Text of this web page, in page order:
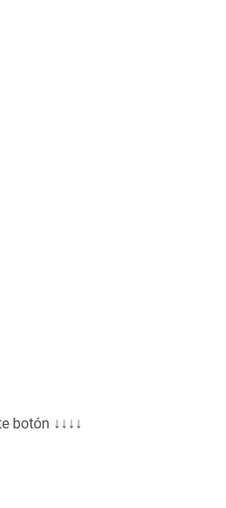
botón ↓↓↓↓